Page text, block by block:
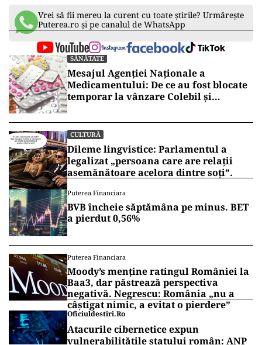
Vrei să fii mereu la curent cu toate știrile? Urmărește
Puterea.ro și pe canalul de WhatsApp
SĂNĂTATE
Mesajul Agenției Naționale a
Medicamentului: De ce au fost blocate
temporar la vânzare Colebil și
CULTURĂ
Dileme lingvistice: Parlamentul a
legalizat „persoana care are relații
asemănătoare acelora dintre soți”.
Puterea Financiara
BVB încheie săptămâna pe minus. BET
a pierdut 0,56%
Puterea Financiara
Moody’s menține ratingul României la
Baa3, dar păstrează perspectiva
negativă. Negrescu: România „nu a
câștigat nimic, a evitat o pierdere”
Oficiuldestiri.ro
Atacurile cibernetice expun
vulnerabilitățile statului român: ANP